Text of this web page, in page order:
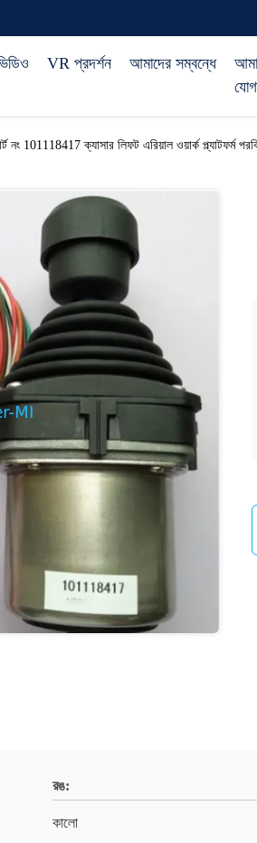
VR প্রদর্শন আমাদের সম্বন্ধে
101118417 ক্যাসার লিফট এরিয়াল ওয়ার্ক প্ল্যাটফর্ম
রঙ:
কালো